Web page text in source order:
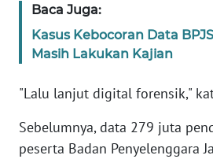
Baca Juga:
Kasus Kebocoran Data
Masih Lakukan Kajian
"Lalu lanjut digital forensik,"
Sebelumnya, data 279 juta
peserta Badan Penyelenggara
DISCLAIMER
Wahana
News
WN
SUMUT